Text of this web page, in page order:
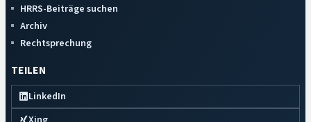
HRRS-Beiträge suchen
Archiv
Rechtsprechung
TEILEN
LinkedIn